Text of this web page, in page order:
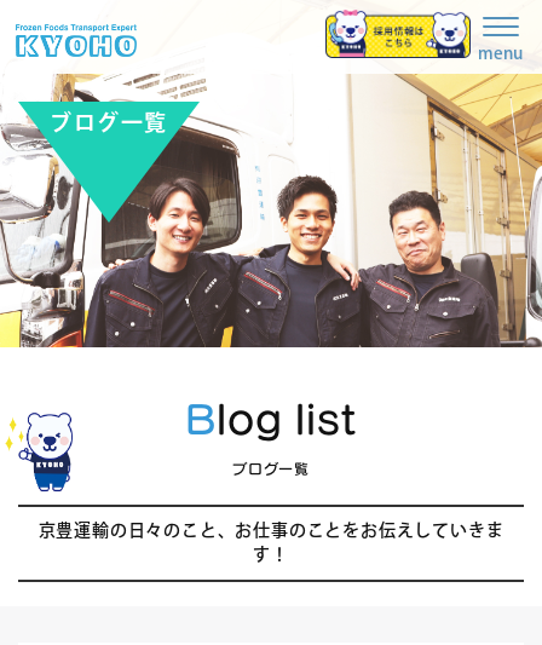
menu
ブログ一覧
Blog list
ブログ一覧
京豊運輸の日々のこと、お仕事のことをお伝えしていきま
す！